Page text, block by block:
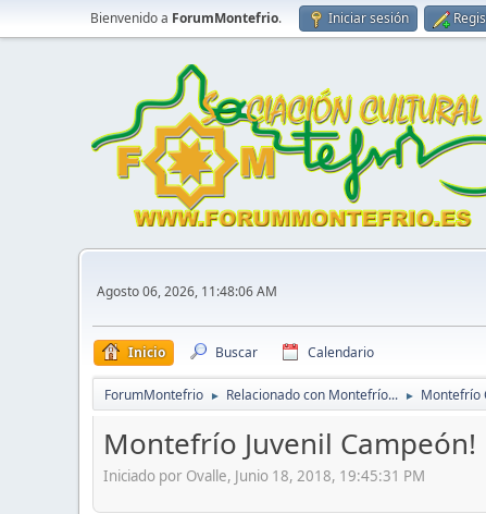
Bienvenido a ForumMontefrio. Iniciar sesión
Agosto 06, 2026, 11:48:06 AM
Inicio Buscar Calendario
ForumMontefrio ► Relacionado con Montefrío... ► Montefrío
Montefrío Juvenil Campeón!
Iniciado por Ovalle, Junio 18, 2018, 19:45:31 PM